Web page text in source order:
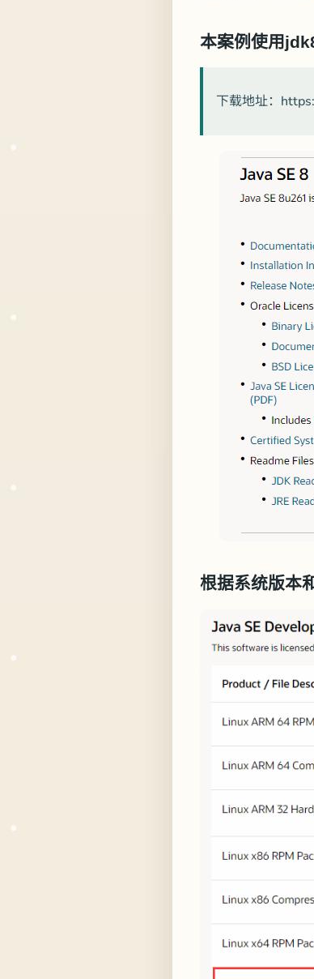
本案例使用
下载地址：
根据系统版本